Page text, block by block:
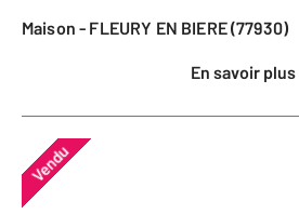
Maison - FLEURY EN BIERE (77930)
En savoir plus
Vendu